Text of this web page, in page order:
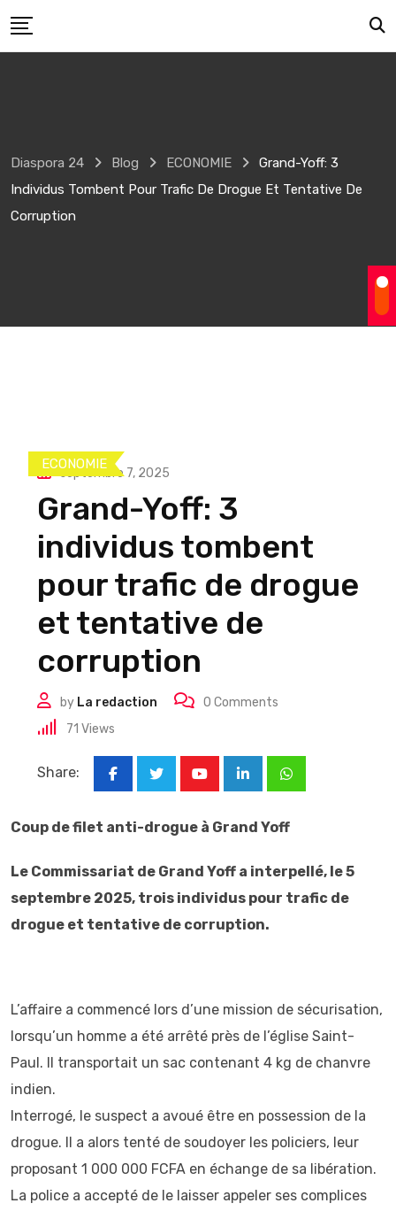
to
Diaspora 24 Blog ECONOMIE
Grand-Yoff: 3
Individus Tombent Pour Trafic De Drogue Et Tentative De
Corruption
ECONOMIE
septembre 7, 2025
Grand-Yoff: 3
individus tombent
pour trafic de drogue
et tentative de
corruption
by La redaction 0 Comments
71 Views
Share:
LinkedInWhatsapp
Coup de filet anti-drogue à Grand Yoff
Le Commissariat de Grand Yoff a interpellé, le 5
septembre 2025, trois individus pour trafic de
drogue et tentative de corruption.
L’affaire a commencé lors d’une mission de sécurisation,
lorsqu’un homme a été arrêté près de l’église Saint-
Paul. Il transportait un sac contenant 4 kg de chanvre
indien.
Interrogé, le suspect a avoué être en possession de la
drogue. Il a alors tenté de soudoyer les policiers, leur
proposant 1 000 000 FCFA en échange de sa libération.
La police a accepté de le laisser appeler ses complices